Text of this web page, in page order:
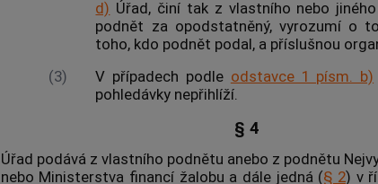
d) Úřad, činí tak z vlastního nebo
podnět za opodstatněný, vyrozumí o
toho, kdo podnět podal, a příslušnou
(3)
V případech podle odstavce 1 písm. b)
pohledávky nepřihlíží.
§ 4
Úřad podává z vlastního podnětu anebo z podnětu
nebo Ministerstva financí žalobu a dále jedná (§ 2) v